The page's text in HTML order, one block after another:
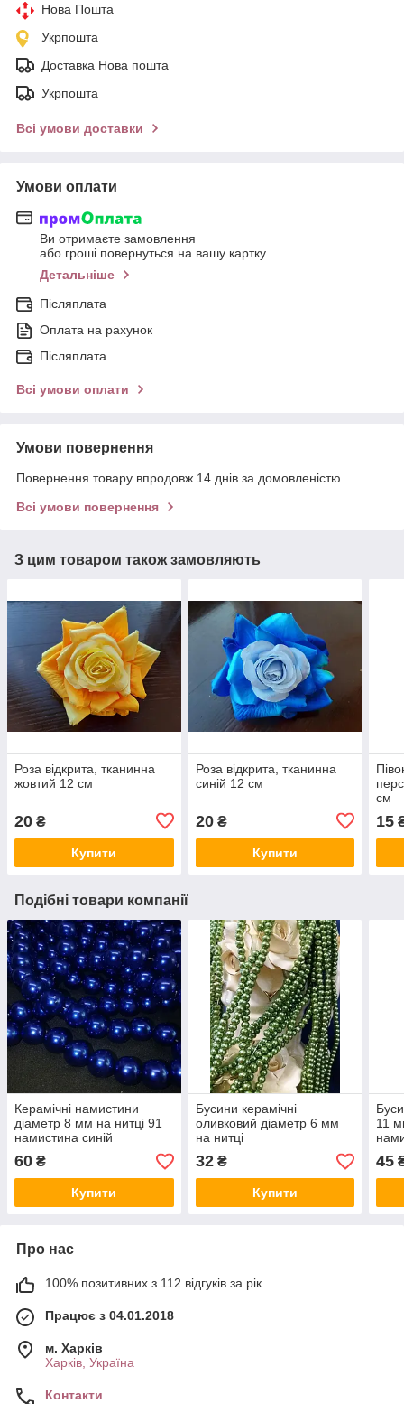
Нова Пошта
Укрпошта
Доставка Нова пошта
Укрпошта
Всі умови доставки
Умови оплати
Ви отримаєте замовлення
або гроші повернуться на вашу картку
Детальніше
Післяплата
Оплата на рахунок
Післяплата
Всі умови оплати
Умови повернення
Повернення товару впродовж 14 днів за домовленістю
Всі умови повернення
З цим товаром також замовляють
Роза відкрита, тканинна
жовтий 12 см
20 ₴
Купити
Роза відкрита, тканинна
синій 12 см
20₴
Купити
см
15
Подібні товари компанії
Керамічні намистини
діаметр 8 мм на нитці 91
намистина синій
60 ₴
Купити
Бусини керамічні
оливковий діаметр 6 мм
на нитці
32₴
Купити
11
45
Про нас
100% позитивних з 112 відгуків за рік
Працює з 04.01.2018
м. Харків
Харків, Україна
Контакти